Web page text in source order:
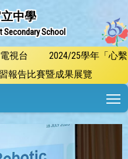
中學
Secondary School
視台
2024/25學年「心繫
報告比賽暨成果展覽